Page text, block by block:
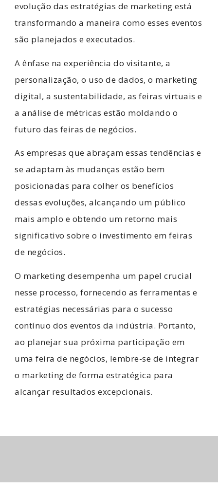
evolução das estratégias de marketing está
transformando a maneira como esses eventos
são planejados e executados.
A ênfase na experiência do visitante, a
personalização, o uso de dados, o marketing
digital, a sustentabilidade, as feiras virtuais e
a análise de métricas estão moldando o
futuro das feiras de negócios.
As empresas que abraçam essas tendências e
se adaptam às mudanças estão bem
posicionadas para colher os benefícios
dessas evoluções, alcançando um público
mais amplo e obtendo um retorno mais
significativo sobre o investimento em feiras
de negócios.
O marketing desempenha um papel crucial
nesse processo, fornecendo as ferramentas e
estratégias necessárias para o sucesso
contínuo dos eventos da indústria. Portanto,
ao planejar sua próxima participação em
uma feira de negócios, lembre-se de integrar
o marketing de forma estratégica para
alcançar resultados excepcionais.